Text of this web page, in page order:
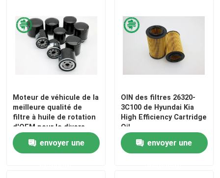
Moteur de véhicule de la
meilleure qualité de
filtre à huile de rotation
d'OEM pour le divers
modèle de voiture
envoyer une
OIN des filtres 26320-
3C100 de Hyundai Kia
High Efficiency Cartridge
Oil
envoyer une